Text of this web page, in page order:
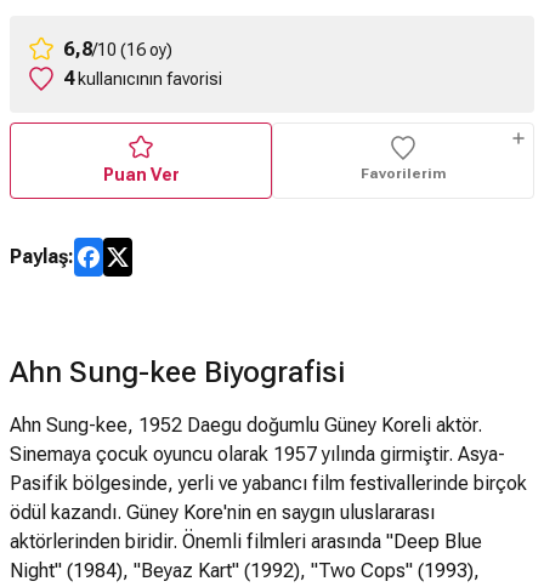
6,8/10 (16 oy)
4kullanıcının favorisi
Puan Ver Favorilerim
Paylaş:
Ahn Sung-kee Biyografisi
Ahn Sung-kee, 1952 Daegu doğumlu Güney Koreli aktör.
Sinemaya çocuk oyuncu olarak 1957 yılında girmiştir. Asya-
Pasifik bölgesinde, yerli ve yabancı film festivallerinde birçok
ödül kazandı. Güney Kore'nin en saygın uluslararası
aktörlerinden biridir. Önemli filmleri arasında "Deep Blue
Night" (1984), "Beyaz Kart" (1992), "Two Cops" (1993),